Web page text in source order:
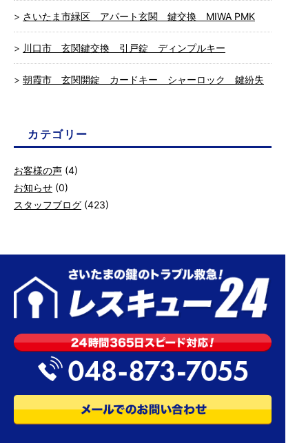
さいたま市緑区 アパート玄関 鍵交換 MIWA PMK
川口市 玄関鍵交換 引戸錠 ディンプルキー
朝霞市 玄関開錠 カードキー シャーロック 鍵紛失
カテゴリー
お客様の声 (4)
お知らせ (0)
スタッフブログ (423)